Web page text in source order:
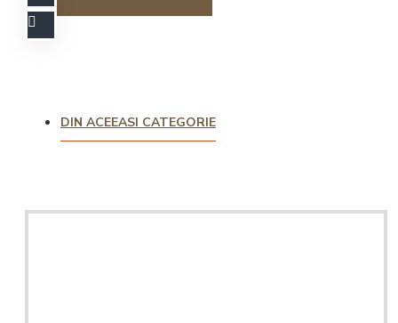
DIN ACEEASI CATEGORIE